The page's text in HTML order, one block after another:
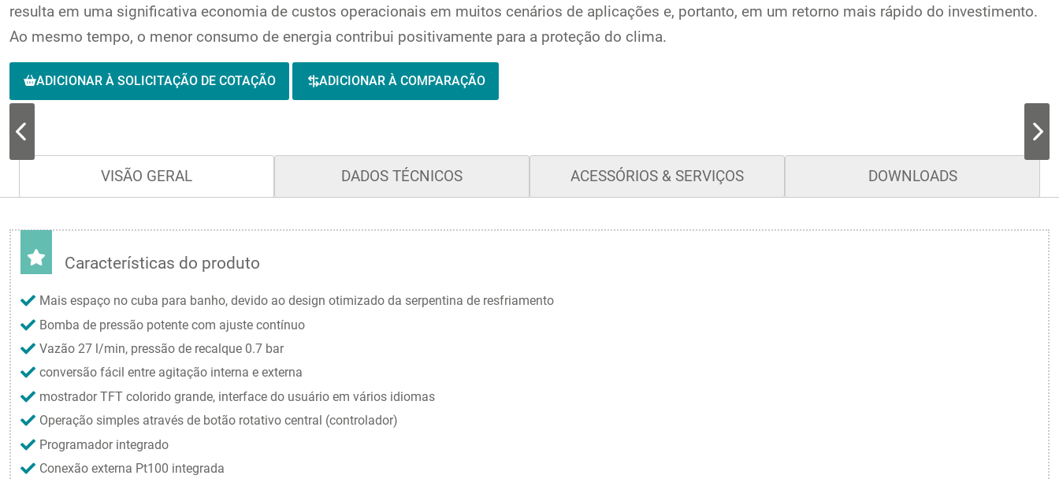
resulta em uma significativa economia de custos operacionais em muitos cenários de aplicações e, portanto, em um retorno mais rápido do investimento.
Ao mesmo tempo, o menor consumo de energia contribui positivamente para a proteção do clima.
ADICIONAR À SOLICITAÇÃO DE COTAÇÃO ADICIONAR À COMPARAÇÃO
VISÃO GERAL DADOS TÉCNICOS ACESSÓRIOS & SERVIÇOS DOWNLOADS
Características do produto
Mais espaço no cuba para banho, devido ao design otimizado da serpentina de resfriamento
Bomba de pressão potente com ajuste contínuo
Vazão 27 l/min, pressão de recalque 0.7 bar
conversão fácil entre agitação interna e externa
mostrador TFT colorido grande, interface do usuário em vários idiomas
Operação simples através de botão rotativo central (controlador)
Programador integrado
Conexão externa Pt100 integrada